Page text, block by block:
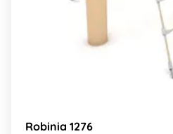
Robinia 1276